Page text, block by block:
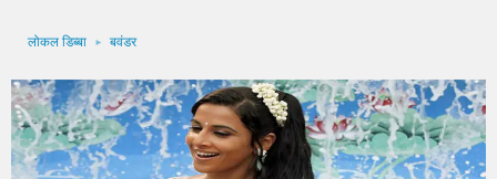
लोकल डिब्बा बवंडर